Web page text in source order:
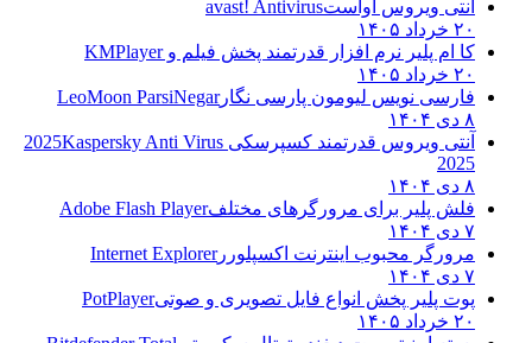
آنتی ویروس آواستavast! Antivirus
۲۰ خرداد ۱۴۰۵
کا ام پلیر نرم افزار قدرتمند پخش فیلم وKMPlayer
۲۰ خرداد ۱۴۰۵
فارسی نویس لیومون پارسی نگارLeoMoon ParsiNegar
۸ دی ۱۴۰۴
آنتی ویروس قدرتمند کسپرسکی 2025 Kaspersky Anti Virus
2025
۸ دی ۱۴۰۴
فلش پلیر برای مرورگرهای مختلفAdobe Flash Player
۷ دی ۱۴۰۴
مرورگر محبوب اینترنت اکسپلوررInternet Explorer
۷ دی ۱۴۰۴
پوت پلیر پخش انواع فایل تصویری و صوتیPotPlayer
۲۰ خرداد ۱۴۰۵